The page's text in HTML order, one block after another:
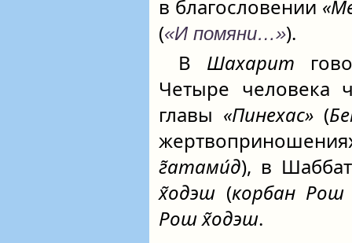
в благословении
(«И помяни…»).
В Шахарит
Четыре человека
главы «Пинехас» (
г̃атами́д), в
х̃одэш (корбан Рош
Рош х̃одэш.